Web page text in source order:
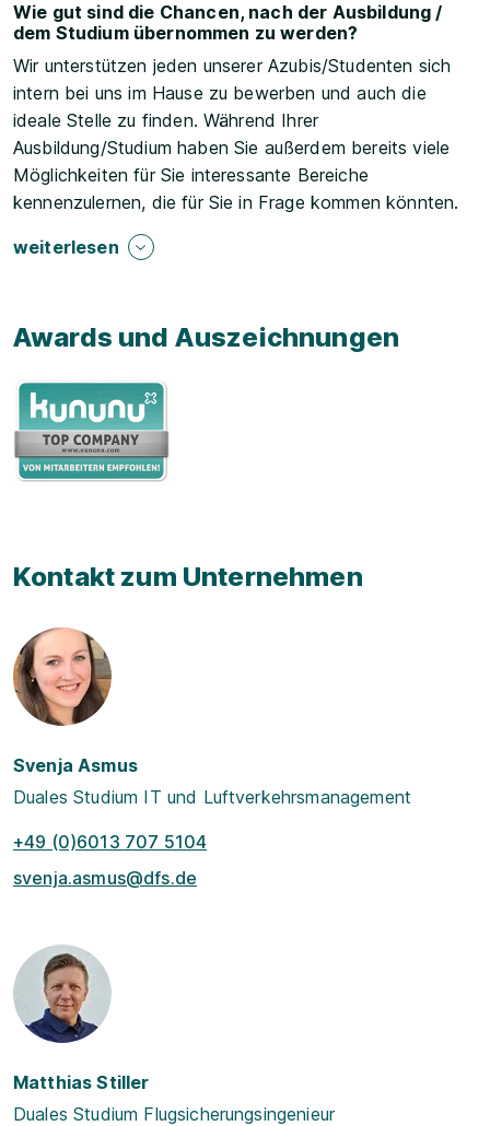
Wie gut sind die Chancen, nach der Ausbildung /
dem Studium übernommen zu werden?
Wir unterstützen jeden unserer Azubis/Studenten sich
intern bei uns im Hause zu bewerben und auch die
ideale Stelle zu finden. Während Ihrer
Ausbildung/Studium haben Sie außerdem bereits viele
Möglichkeiten für Sie interessante Bereiche
kennenzulernen, die für Sie in Frage kommen könnten.
weiterlesen
Awards und Auszeichnungen
Kontakt zum Unternehmen
Svenja Asmus
Duales Studium IT und Luftverkehrsmanagement
+49 (0)6013 707 5104
svenja.asmus@dfs.de
Matthias Stiller
Duales Studium Flugsicherungsingenieur